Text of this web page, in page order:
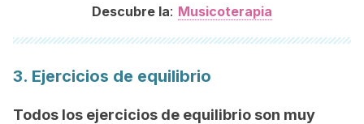
Descubre la: Musicoterapia
3. Ejercicios de equilibrio
Todos los ejercicios de equilibrio son muy